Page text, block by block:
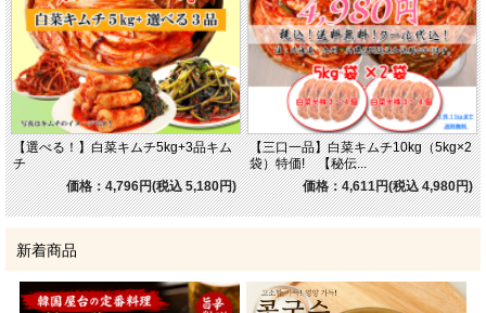
【選べる！】白菜キムチ5kg+3品キム
チ
価格：4,796円(税込 5,180円)
【三口一品】白菜キムチ10kg（5kg×2
袋）特価! 【秘伝...
価格：4,611円(税込 4,980円)
新着商品